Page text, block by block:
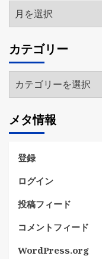
ア
ー
イ
ブ
カテゴリー
テ
リ
ー
メタ情報
登録
ログイン
投稿フィード
コメントフィード
WordPress.org